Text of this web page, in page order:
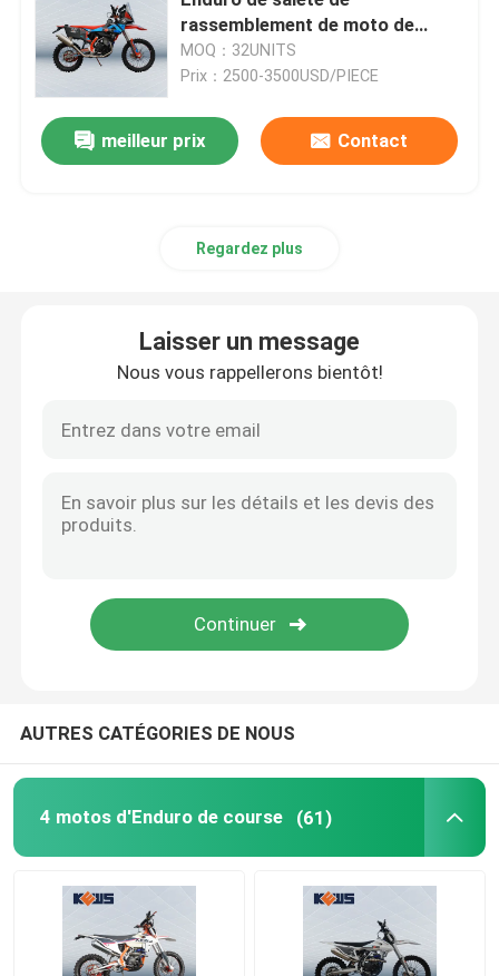
Vélos de saleté d'Enduro
Motocross à quatre temps
rassemblement de moto de
NC450 Off Road
MOQ：32UNITS
Prix：2500-3500USD/PIECE
meilleur prix Contact
Regardez plus
Laisser un message
Nous vous rappellerons bientôt!
AUTRES CATÉGORIES DE NOUS
4 motos d'Enduro de course (61)